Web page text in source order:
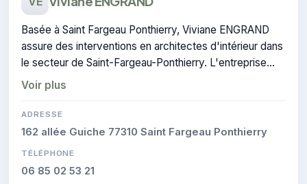
Basée à Saint Fargeau Ponthierry, Viviane ENGRAND
assure des interventions en architectes d'intérieur dans
le secteur de Saint-Fargeau-Ponthierry. L'entreprise
dispose de la certification RGE.
Voir plus
ADRESSE
162 allée Guiche 77310 Saint Fargeau Ponthierry
TÉLÉPHONE
06 85 02 53 21